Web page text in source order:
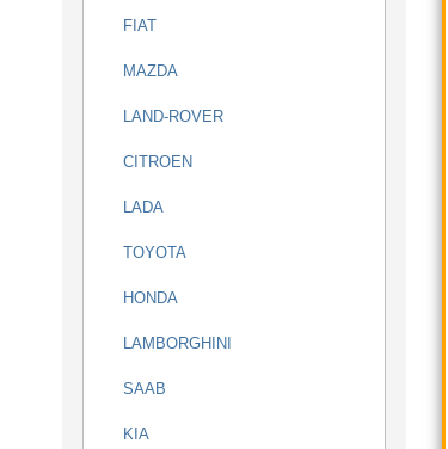
FIAT
MAZDA
LAND-ROVER
CITROEN
LADA
TOYOTA
HONDA
LAMBORGHINI
SAAB
KIA